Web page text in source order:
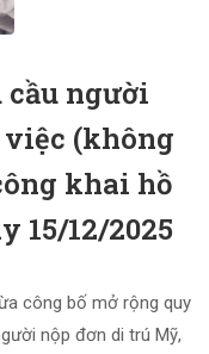
cầu người
(không
khai hồ
15/12/2025
công bố mở rộng quy
nộp đơn di trú Mỹ,